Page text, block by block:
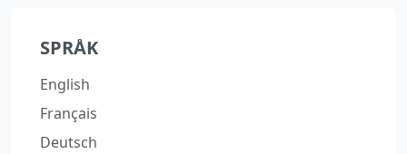
SPRÅK
English
Français
Deutsch